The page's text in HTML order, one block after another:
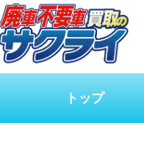
トップ